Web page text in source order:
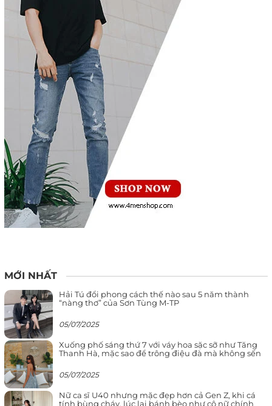
MỚI NHẤT
Hải Tú đổi phong cách thế nào sau 5 năm thành
“nàng thơ” của Sơn Tùng M-TP
05/07/2025
Xuống phố sáng thứ 7 với váy hoa sặc sỡ như Tăng
Thanh Hà, mặc sao để trông điệu đà mà không sến
05/07/2025
Nữ ca sĩ U40 nhưng mặc đẹp hơn cả Gen Z, khi cá
tính bùng cháy, lúc lại bánh bèo như cô nữ chính